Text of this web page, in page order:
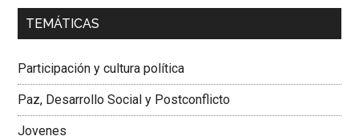
00:00 01:04
Dra. Carolina Corcho Mejía,Presidenta Corporación
Colombiana
TEMÁTICAS
Participación y cultura política
Paz, Desarrollo Social y Postconflicto
Jovenes